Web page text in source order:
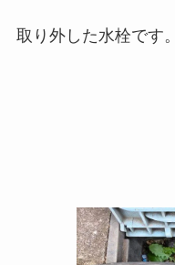
取り外した水栓です。